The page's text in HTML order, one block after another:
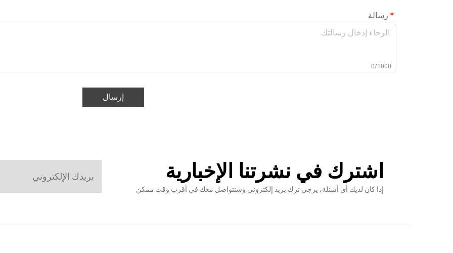
رسالة
0/1000
إرسال
اشترك في نشرتنا الإخبارية
إذا كان لديك أي أسئلة، يرجى ترك بريد إلكتروني وسنتواصل معك في أقرب وقت ممكن